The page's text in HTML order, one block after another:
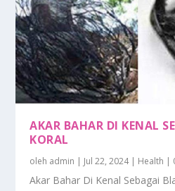
AKAR BAHAR DI KENAL
KORAL
oleh admin | Jul 22, 2024| Health |
Akar Bahar Di Kenal Sebagai